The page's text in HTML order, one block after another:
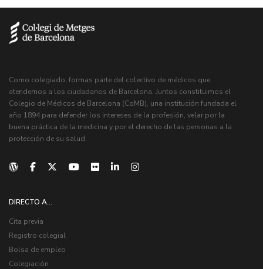
Como colegiado, formas parte del colectivo de médicos que
atendemos a los ciudadanos de Barcelona. Juntos constituimos el
Colegio de Médicos de Barcelona (CoMB), una institución fundada el
año 1894 para defender los intereses de la profesión, velar por la
buena práctica de la medicina y por el derecho de las personas a la
protección de su salud.
DIRECTO A...
Cita previa
Registro colegial
Bolsa de empleo
Colegiación